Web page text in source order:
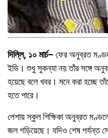
দিল্লি, ১০ মার্চ– ফের অনুব্রত
ইডি। শুধু সুকন্যা নয় তাঁর সঙ্গে
হয়েছে বলে খবর। মনে করা হচ্ছে
হতে পারে।
পেশায় স্কুল শিক্ষিকা অনুব্রত
জল গড়িয়েছে। যদিও শেষ পর্যন্ত